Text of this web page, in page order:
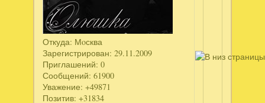
Откуда: Мoсква
Зарегистрирован: 29.11.2009
Приглашений: 0
Сообщений: 61900
Уважение: +49871
Позитив: +31834